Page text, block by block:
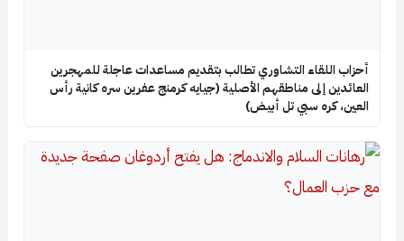
أحزاب اللقاء التشاوري تطالب بتقديم مساعدات عاجلة للمهجرين
العائدين إلى مناطقهم الأصلية (جيايه كرمنج عفرين سره كانية رأس
العين، كره سبي تل أبيض)